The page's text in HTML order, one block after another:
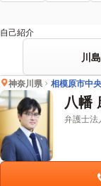
自己紹介
川
神奈川県 相模原市中
八幡
弁護士法